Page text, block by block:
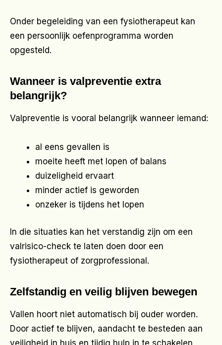
Onder begeleiding van een fysiotherapeut kan
een persoonlijk oefenprogramma worden
opgesteld.
Wanneer is valpreventie extra
belangrijk?
Valpreventie is vooral belangrijk wanneer iemand:
al eens gevallen is
moeite heeft met lopen of balans
duizeligheid ervaart
minder actief is geworden
onzeker is tijdens het lopen
In die situaties kan het verstandig zijn om een
valrisico-check te laten doen door een
fysiotherapeut of zorgprofessional.
Zelfstandig en veilig blijven bewegen
Vallen hoort niet automatisch bij ouder worden.
Door actief te blijven, aandacht te besteden aan
veiligheid in huis en tijdig hulp in te schakelen,